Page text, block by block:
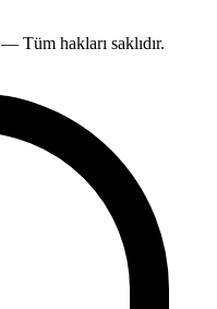
— Tüm hakları saklıdır.